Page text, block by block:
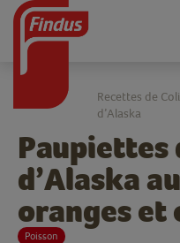
Paupiettes
d’Alaska
oranges et
Poisson
Recettes de
d’Alaska